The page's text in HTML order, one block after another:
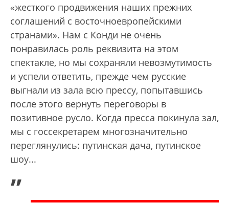
«жесткого продвижения наших прежних
соглашений с восточноевропейскими
странами». Нам с Конди не очень
понравилась роль реквизита на этом
спектакле, но мы сохраняли невозмутимость
и успели ответить, прежде чем русские
выгнали из зала всю прессу, попытавшись
после этого вернуть переговоры в
позитивное русло. Когда пресса покинула зал,
мы с госсекретарем многозначительно
переглянулись: путинская дача, путинское
шоу...
„